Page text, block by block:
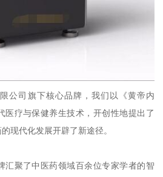
公司旗下核心品牌，我们以《黄帝内
医疗与保健养生技术，开创性地提出了
现代化发展开辟了新途径。
汇聚了中医药领域百余位专家学者的智